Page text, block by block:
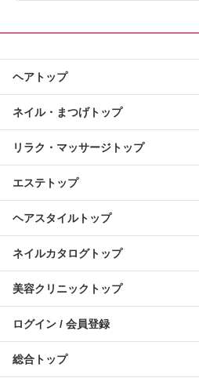
ヘアトップ
ネイル・まつげトップ
リラク・マッサージトップ
エステトップ
ヘアスタイルトップ
ネイルカタログトップ
美容クリニックトップ
ログイン / 会員登録
総合トップ